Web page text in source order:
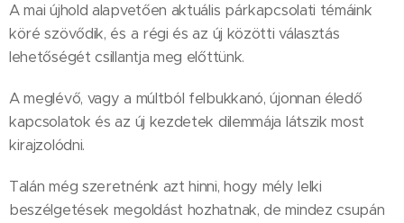
A mai újhold alapvetően aktuális párkapcsolati témáink
köré szövődik, és a régi és az új közötti választás
lehetőségét csillantja meg előttünk.
A meglévő, vagy a múltból felbukkanó, újonnan éledő
kapcsolatok és az új kezdetek dilemmája látszik most
kirajzolódni.
Talán még szeretnénk azt hinni, hogy mély lelki
beszélgetések megoldást hozhatnak, de mindez csupán